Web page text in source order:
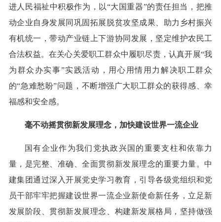
进人民福祉中积极作为，以“大国重器”的责任担当，把推
动企业自身发展同巩固拓展脱贫攻坚成果、助力乡村振兴
有机统一，带动产业链上下游协同发展，坚定维护农民工
合法权益。在关心关爱职工群众中履职尽责，认真开展“我
为群众办实事”实践活动，用心用情用力解决职工群众
的“急难愁盼”问题，不断增强广大职工群众的获得感、幸
福感和安全感。
毫不动摇贯彻新发展理念，加快建设世界一流企业
国有企业作为我们党执政兴国的重要支柱和依靠力
量，是完整、准确、全面贯彻新发展理念的重要力量。中
建集团通过深入开展党史学习教育，引导各级党组织和党
员干部牢牢把握建设世界一流企业新使命新任务，立足新
发展阶段、贯彻新发展理念、构建新发展格局，坚持做强